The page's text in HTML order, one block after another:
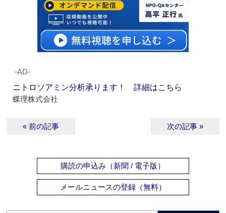
‐AD‐
ニトロソアミン分析承ります！ 詳細はこちら
蝶理株式会社
« 前の記事 次の記事 »
購読の申込み（新聞 / 電子版）
メールニュースの登録（無料）